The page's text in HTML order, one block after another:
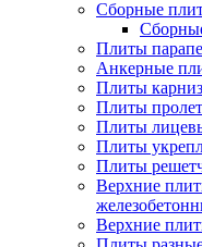
Сборные
Плиты
Анкерные
Плиты
Плиты
Плиты
Плиты
Плиты
Верхние
Верхние